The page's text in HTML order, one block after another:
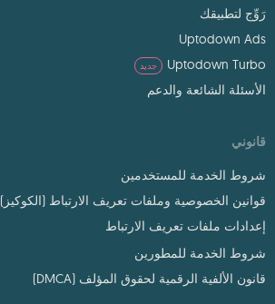
رَوِّج لتطبيقك
Uptodown Ads
Uptodown Turbo
جديد
الأسئلة الشائعة والدعم
قانوني
شروط الخدمة للمستخدمين
قوانين الخصوصية وملفات تعريف الارتباط (الكوكيز)
إعدادات ملفات تعريف الارتباط
شروط الخدمة للمطورين
قانون الألفية الرقمية لحقوق المؤلف (DMCA)